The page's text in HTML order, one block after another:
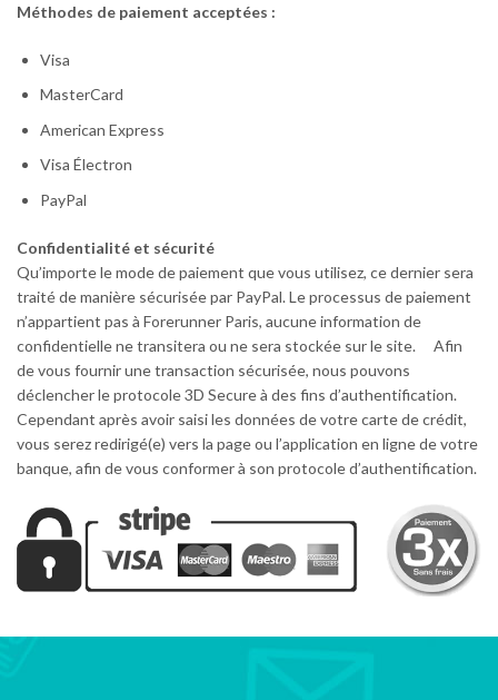
Méthodes de paiement acceptées :
Visa
MasterCard
American Express
Visa Électron
PayPal
Confidentialité et sécurité
Qu’importe le mode de paiement que vous utilisez, ce dernier sera
traité de manière sécurisée par PayPal. Le processus de paiement
n’appartient pas à Forerunner Paris, aucune information de
confidentielle ne transitera ou ne sera stockée sur le site. Afin
de vous fournir une transaction sécurisée, nous pouvons
déclencher le protocole 3D Secure à des fins d’authentification.
Cependant après avoir saisi les données de votre carte de crédit,
vous serez redirigé(e) vers la page ou l’application en ligne de votre
banque, afin de vous conformer à son protocole d’authentification.